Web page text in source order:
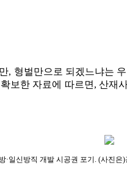
형벌만으로 되겠느냐는
한 자료에 따르면, 산
·일신방직 개발 시공권 포기. (사진